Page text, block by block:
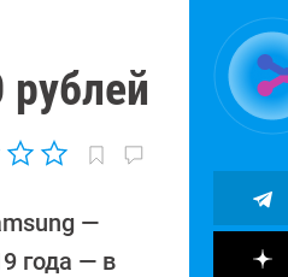
—
года — в